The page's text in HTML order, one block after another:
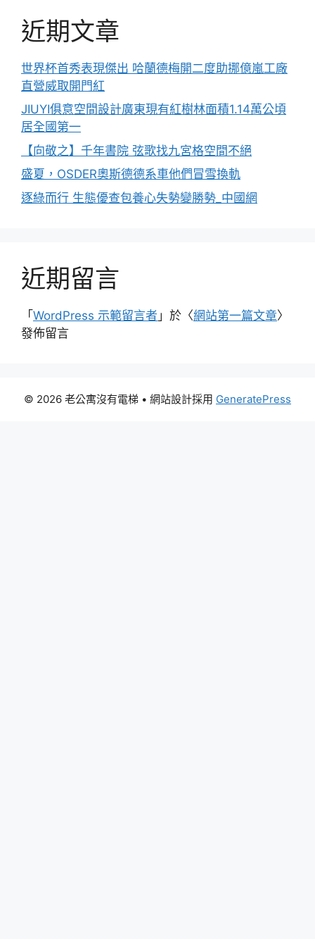
近期文章
世界杯首秀表現傑出 哈蘭德梅開二度助挪億嵐工廠
直營威取開門紅
JIUYI俱意空間設計廣東現有紅樹林面積1.14萬公頃
居全國第一
【向敬之】千年書院 弦歌找九宮格空間不絕
盛夏，OSDER奧斯德德系車他們冒雪換軌
逐綠而行 生態優查包養心失勢變勝勢_中國網
近期留言
「WordPress 示範留言者 」於〈網站第一篇文章〉
發佈留言
© 2026 老公寓沒有電梯 • 網站設計採用 GeneratePress